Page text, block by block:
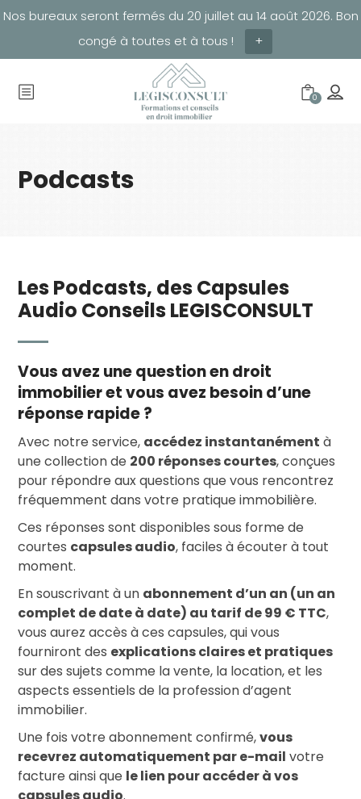
Nos bureaux seront fermés du 20 juillet au 14 août 2026. Bon
congé à toutes et à tous !
+
0
Podcasts
Les Podcasts, des Capsules
Audio Conseils LEGISCONSULT
Vous avez une question en droit
immobilier et vous avez besoin d’une
réponse rapide ?
Avec notre service, accédez instantanément à
une collection de 200 réponses courtes, conçues
pour répondre aux questions que vous rencontrez
fréquemment dans votre pratique immobilière.
Ces réponses sont disponibles sous forme de
courtes capsules audio, faciles à écouter à tout
moment.
En souscrivant à un abonnement d’un an (un an
complet de date à date) au tarif de 99 € TTC,
vous aurez accès à ces capsules, qui vous
fourniront des explications claires et pratiques
sur des sujets comme la vente, la location, et les
aspects essentiels de la profession d’agent
immobilier.
Une fois votre abonnement confirmé,vous
recevrez automatiquement par e-mail votre
facture ainsi que le lien pour accéder à vos